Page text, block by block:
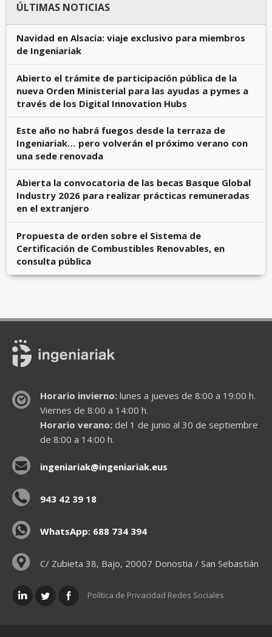
ÚLTIMAS NOTICIAS
Navidad en Alsacia: viaje exclusivo para miembros
de Ingeniariak
Abierto el trámite de participación pública de la
nueva Orden Ministerial para las ayudas a pymes a
través de los Digital Innovation Hubs
Este año no habrá fuegos desde la terraza de
Ingeniariak… pero volverán el próximo verano con
una sede renovada
Abierta la convocatoria de las becas Basque Global
Industry 2026 para realizar prácticas remuneradas
en el extranjero
Propuesta de orden sobre el Sistema de
Certificación de Combustibles Renovables, en
consulta pública
Horario invierno:lunes a jueves de 8:00 a 19:00 h.
Viernes de 8:00 a 14:00 h.
Horario verano:del 1 de junio al 30 de septiembre
de 8:00 a 14:00 h.
ingeniariak@ingeniariak.eus
943 42 39 18
WhatsApp: 688 734 394
C/ Zubieta 38, Bajo, 20007 Donostia / San Sebastián
Política de Privacidad Redes Sociales